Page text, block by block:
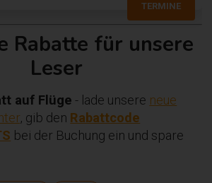
TERMINE
Rabatte für unsere
Leser
auf Flüge - lade unsere neue
, gib den Rabattcode
bei der Buchung ein und spare